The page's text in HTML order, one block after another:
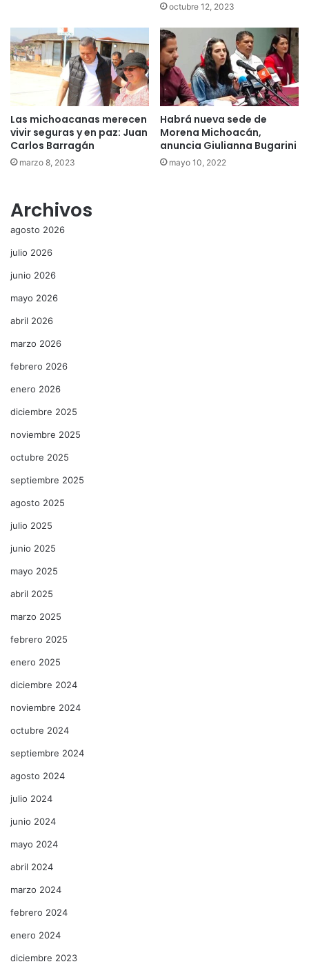
octubre 12, 2023
Las michoacanas merecen
vivir seguras y en paz: Juan
Carlos Barragán
marzo 8, 2023
Habrá nueva sede de
Morena Michoacán,
anuncia Giulianna Bugarini
mayo 10, 2022
Archivos
agosto 2026
julio 2026
junio 2026
mayo 2026
abril 2026
marzo 2026
febrero 2026
enero 2026
diciembre 2025
noviembre 2025
octubre 2025
septiembre 2025
agosto 2025
julio 2025
junio 2025
mayo 2025
abril 2025
marzo 2025
febrero 2025
enero 2025
diciembre 2024
noviembre 2024
octubre 2024
septiembre 2024
agosto 2024
julio 2024
junio 2024
mayo 2024
abril 2024
marzo 2024
febrero 2024
enero 2024
diciembre 2023